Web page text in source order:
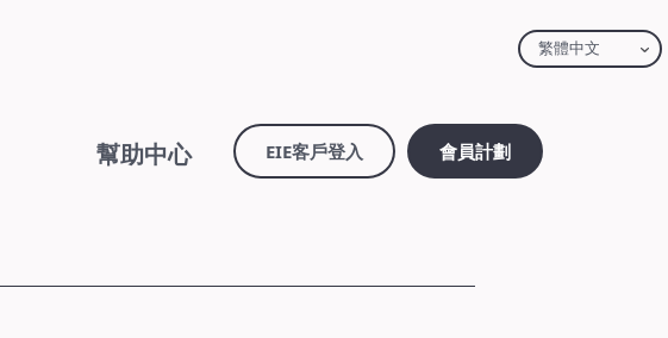
幫助中心 EIE客戶登入 會員計劃
繁體中文